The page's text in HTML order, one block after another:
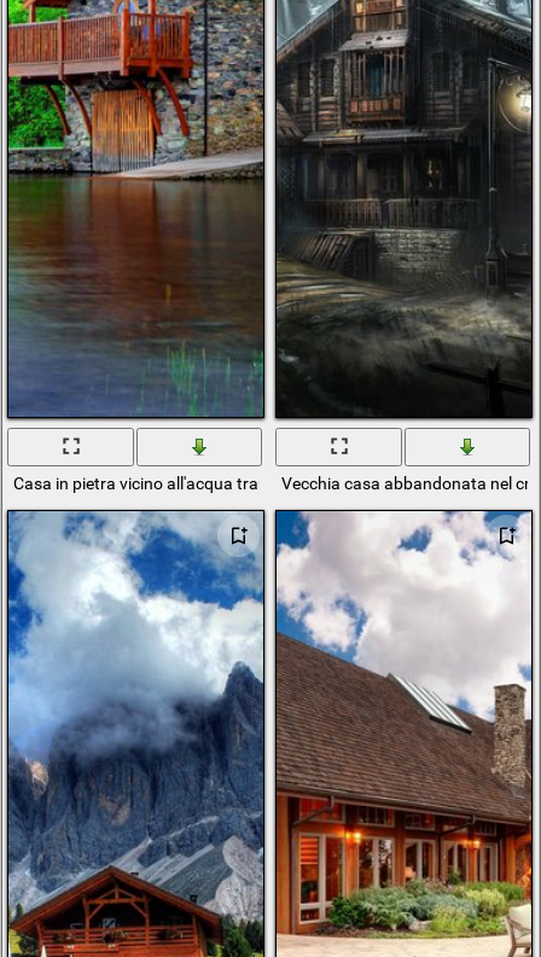
Casa in pietra vicino all'acqua tranquillaVecchia casa abbandonata nel